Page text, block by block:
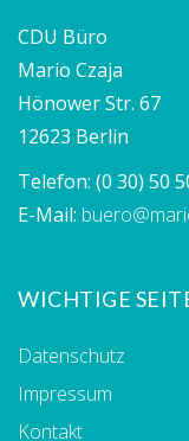
CDU Büro
Mario Czaja
Hönower Str. 67
12623 Berlin
Telefon: (0 30) 50
E-Mail:
WICHTIGE
Datenschutz
Impressum
Kontakt